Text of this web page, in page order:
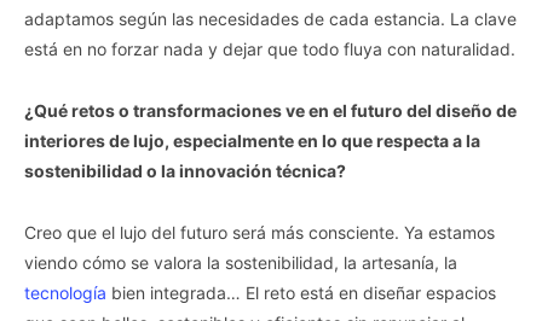
adaptamos según las necesidades de cada estancia. La clave
está en no forzar nada y dejar que todo fluya con naturalidad.
¿Qué retos o transformaciones ve en el futuro del diseño de
interiores de lujo, especialmente en lo que respecta a la
sostenibilidad o la innovación técnica?
Creo que el lujo del futuro será más consciente. Ya estamos
viendo cómo se valora la sostenibilidad, la artesanía, la
tecnología bien integrada… El reto está en diseñar espacios